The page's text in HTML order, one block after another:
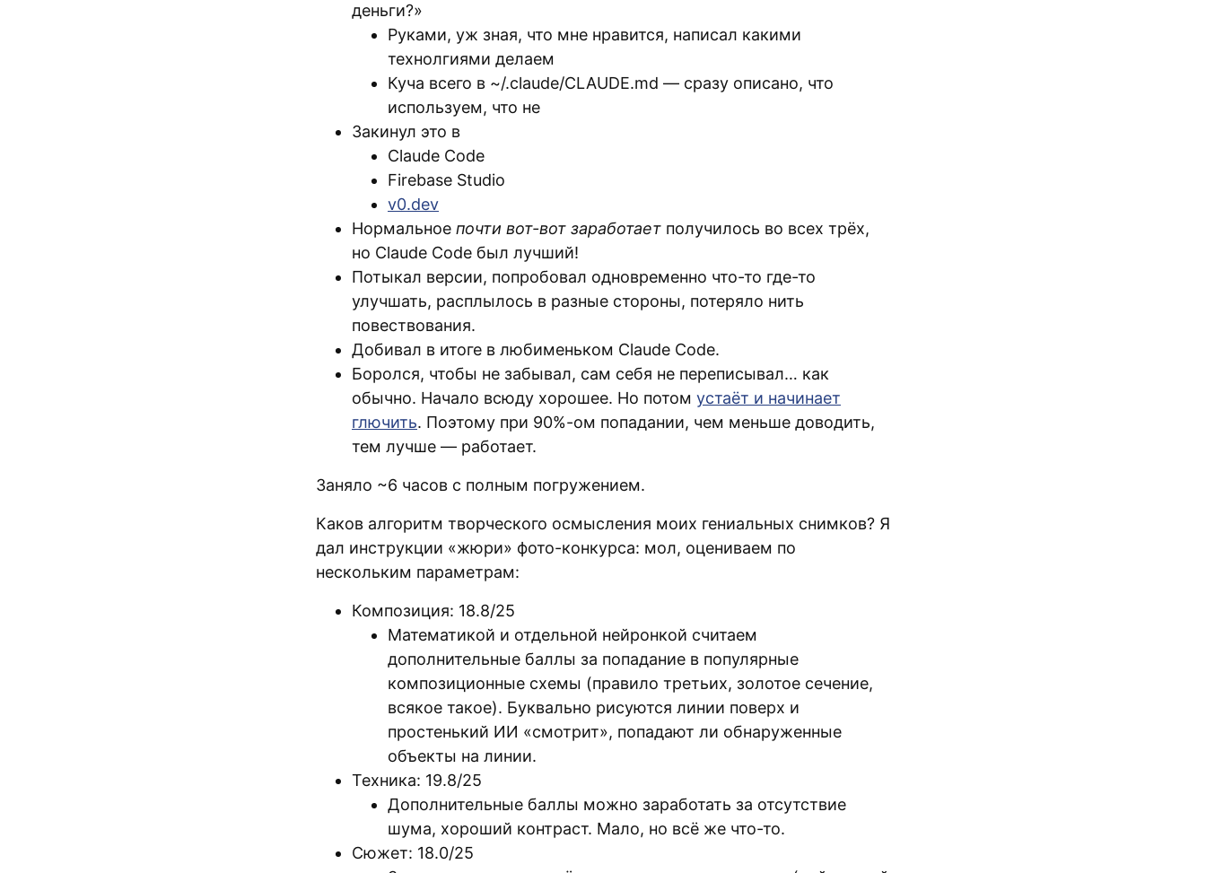
деньги?»
Руками, уж зная, что мне нравится, написал какими
технолгиями делаем
Куча всего в ~/.claude/CLAUDE.md — сразу описано, что
используем, что не
Закинул это в
Claude Code
Firebase Studio
v0.dev
Нормальное почти вот-вот заработает получилось во всех трёх,
но Claude Code был лучший!
Потыкал версии, попробовал одновременно что-то где-то
улучшать, расплылось в разные стороны, потеряло нить
повествования.
Добивал в итоге в любименьком Claude Code.
Боролся, чтобы не забывал, сам себя не переписывал… как
обычно. Начало всюду хорошее. Но потом устаёт и начинает
глючить. Поэтому при 90%-ом попадании, чем меньше доводить,
тем лучше — работает.
Заняло ~6 часов c полным погружением.
Каков алгоритм творческого осмысления моих гениальных снимков? Я
дал инструкции «жюри» фото-конкурса: мол, оцениваем по
нескольким параметрам:
Композиция: 18.8/25
Математикой и отдельной нейронкой считаем
дополнительные баллы за попадание в популярные
композиционные схемы (правило третьих, золотое сечение,
всякое такое). Буквально рисуются линии поверх и
простенький ИИ «смотрит», попадают ли обнаруженные
объекты на линии.
Техника: 19.8/25
Дополнительные баллы можно заработать за отсутствие
шума, хороший контраст. Мало, но всё же что-то.
Сюжет: 18.0/25